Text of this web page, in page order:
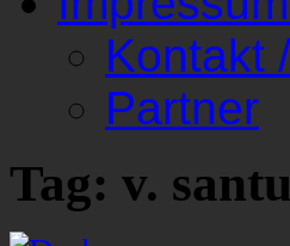
Kontakt
Partner
Tag: v.